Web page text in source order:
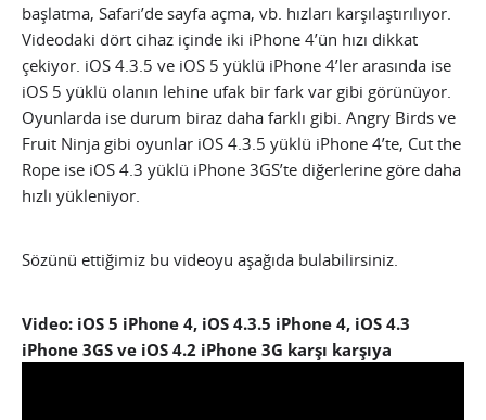
başlatma, Safari’de sayfa açma, vb. hızları karşılaştırılıyor.
Videodaki dört cihaz içinde iki iPhone 4’ün hızı dikkat
çekiyor. iOS 4.3.5 ve iOS 5 yüklü iPhone 4’ler arasında ise
iOS 5 yüklü olanın lehine ufak bir fark var gibi görünüyor.
Oyunlarda ise durum biraz daha farklı gibi. Angry Birds ve
Fruit Ninja gibi oyunlar iOS 4.3.5 yüklü iPhone 4’te, Cut the
Rope ise iOS 4.3 yüklü iPhone 3GS’te diğerlerine göre daha
hızlı yükleniyor.
Sözünü ettiğimiz bu videoyu aşağıda bulabilirsiniz.
Video: iOS 5 iPhone 4, iOS 4.3.5 iPhone 4, iOS 4.3
iPhone 3GS ve iOS 4.2 iPhone 3G karşı karşıya